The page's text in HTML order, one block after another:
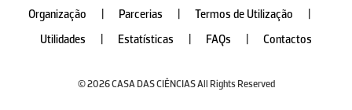
Organização
Parcerias Termos de Utilização
Utilidades
Estatísticas FAQs Contactos
© 2026 CASA DAS CIÊNCIAS All Rights Reserved